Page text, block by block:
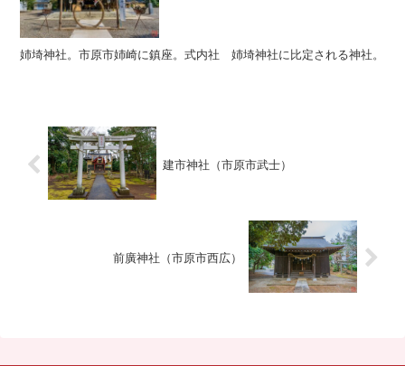
姉埼神社。市原市姉崎に鎮座。式内社 姉埼神社に比定される神社。
建市神社（市原市武士）
前廣神社（市原市西広）